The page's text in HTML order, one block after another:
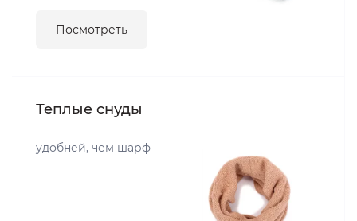
Посмотреть
Теплые снуды
удобней, чем шарф